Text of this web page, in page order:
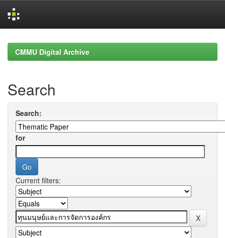
navigationCMMU Digital Archive
Search
Search:
for
Current filters: